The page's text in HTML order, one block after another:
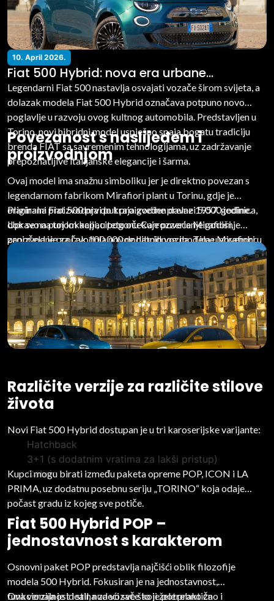
10. April 2026.
Fiat 500 Hybrid: nova era urbane
elegancije
Legendarni Fiat 500 nastavlja osvajati vozače širom svijeta, a
dolazak modela Fiat 500 Hybrid označava potpuno novo
poglavlje u razvoju ovog kultnog automobila. Predstavljen u
Torino, novi hibridni model uspješno spaja bogatu tradiciju
brenda FIAT sa savremenim tehnologijama, uz zadržavanje
prepoznatljive italijanske elegancije i šarma.
Povezanost s naslijeđem i
proizvodnjom
Ovaj model ima snažnu simboliku jer je direktno povezan s
legendarnom fabrikom Mirafiori plant u Torinu, gdje je
originalni Fiat 500 prvi put proizveden davne 1957. godine.
Upravo na toj lokaciji, u pogonu Carrozzerie Mirafiori,
započela je proizvodnja novog hibridnog modela u novembru
2025. godine.
Planirana proizvodnja do kraja godine prelazi 5.000 jedinica,
dok se na punom kapacitetu očekuje povećanje godišnje
proizvodnje za čak 100.000 dodatnih vozila. Time Mirafiori
dodatno učvršćuje svoju ključnu ulogu u industrijskoj strategiji
kompanije FIAT, ali i simbolički potvrđuje neraskidivu vezu
brenda s njegovim rodnim gradom.
Različite verzije za različite stilove
života
Novi Fiat 500 Hybrid dostupan je u tri karoserijske varijante:
Hatchback
3+1 (s dodatnim vratima za lakši pristup)
Cabrio
Kupci mogu birati između paketa opreme POP, ICON i LA
PRIMA, uz dodatnu posebnu seriju „TORINO“ koja odaje
počast gradu iz kojeg sve potiče.
Fiat 500 Hybrid POP –
jednostavnost s karakterom
Osnovni paket POP predstavlja najčišći oblik filozofije
modela 500 Hybrid. Fokusiran je na jednostavnost,
funkcionalnost i stil, nudeći sve što je potrebno za
Ova verzija je idealna za vozače koji žele praktično i